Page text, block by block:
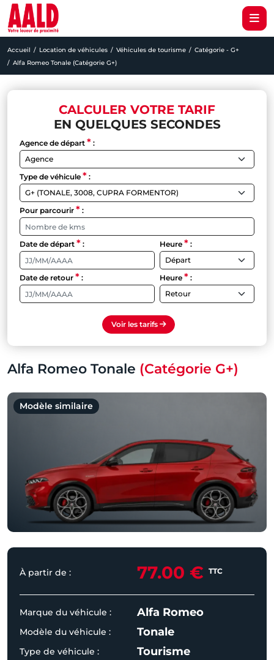
Accueil Location de véhicules Véhicules de tourisme
Catégorie - G+
Alfa Romeo Tonale (Catégorie G+)
CALCULER VOTRE TARIF
EN QUELQUES SECONDES
Agence de départ * :
Type de véhicule * :
Pour parcourir * :
Date de départ * : Heure *:
Date de retour * : Heure *:
Voir les tarifs
Alfa Romeo Tonale (Catégorie G+)
Modèle similaire
À partir de : 77.00 € TTC
Marque du véhicule : Alfa Romeo
Modèle du véhicule : Tonale
Type de véhicule : Tourisme